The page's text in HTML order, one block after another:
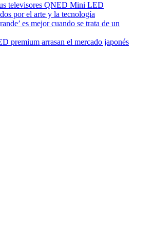
televisores QNED Mini LED
por el arte y la tecnología
es mejor cuando se trata de un
premium arrasan el mercado japonés